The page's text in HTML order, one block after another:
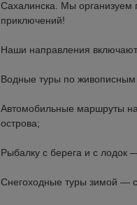
Сахалинска. Мы организуем
приключений!
Наши направления
Водные туры по живописным
Автомобильные маршруты
острова;
Рыбалку с берега и с лодок
Снегоходные туры зимой —